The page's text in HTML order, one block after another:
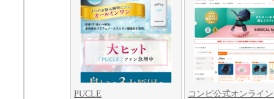
PUCLE
コンビ公式オンライ